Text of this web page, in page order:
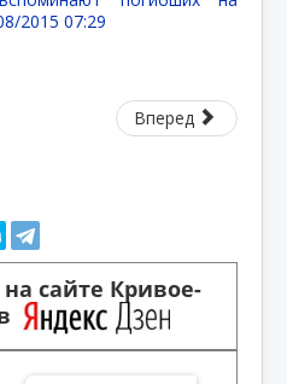
2015 07:29
Вперед
сайте Кривое-